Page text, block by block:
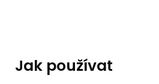
Jak používat